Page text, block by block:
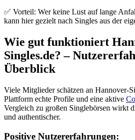
✅ Vorteil: Wer keine Lust auf lange
kann hier gezielt nach Singles aus der
Wie gut funktioniert
Singles.de? –
Überblick
Viele Mitglieder schätzen an Hannover-
Plattform echte Profile und eine aktive
Vergleich zu großen Singlebörsen wirkt
und authentischer.
Positive Nutzererfahrungen: